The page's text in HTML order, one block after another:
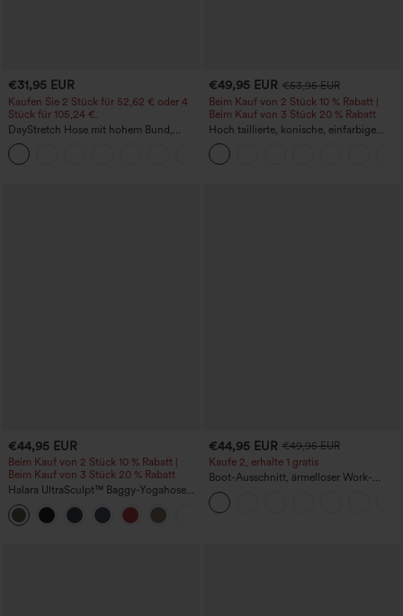
€31,95 EUR
Kaufen Sie 2 Stück für 52,62 € oder 4
Stück für 105,24 €.
DayStretch Hose mit hohem Bund,
Barrel-Leg und Taschen
€49,95 EUR €53,95 EUR
Beim Kauf von 2 Stück 10 % Rabatt |
Beim Kauf von 3 Stück 20 % Rabatt
Hoch taillierte, konische, einfarbige
Anzughose mit Seitentaschen
€44,95 EUR
Beim Kauf von 2 Stück 10 % Rabatt |
Beim Kauf von 3 Stück 20 % Rabatt
Halara UltraSculpt™ Baggy-Yogahose
mit hohem Bund, Bauchkontrolle,
Color-Block-Streifen und Taschen
€44,95 EUR €49,95 EUR
Kaufe 2, erhalte 1 gratis
Boot-Ausschnitt, ärmelloser Work-
Jumpsuit mit seitlicher Bindung,
kühlender Cool-Touch-Effekt, gestreift
und mit Taschen – Easy Peezy Edition